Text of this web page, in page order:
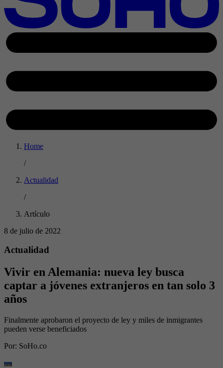
Home
/
Actualidad
/
Artículo
8 de julio de 2022
Actualidad
Vivir en Alemania: nueva ley busca
captar a jóvenes extranjeros en tan solo 3
años
Finalmente aprobaron el proyecto de ley y miles de inmigrantes
pueden verse beneficiados
Por: SoHo.co